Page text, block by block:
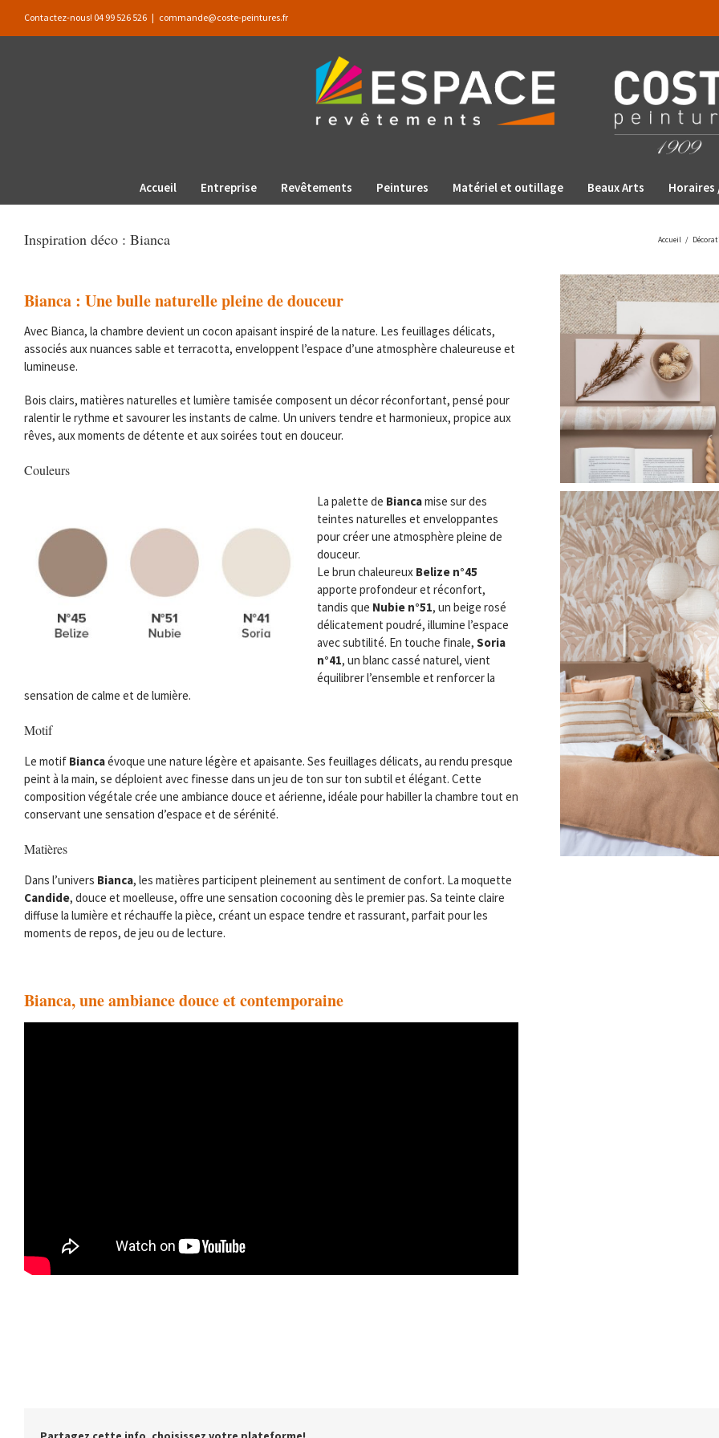
Contactez-nous! 04 99 526 526 | commande@coste-peintures.fr
Accueil Entreprise Revêtements Peintures Matériel et outillage Beaux Arts Horaires
Inspiration déco : Bianca Accueil /
Bianca : Une bulle naturelle pleine de douceur
Avec Bianca, la chambre devient un cocon apaisant inspiré de la nature. Les feuillages délicats,
associés aux nuances sable et terracotta, enveloppent l’espace d’une atmosphère chaleureuse et
lumineuse.
Bois clairs, matières naturelles et lumière tamisée composent un décor réconfortant, pensé pour
ralentir le rythme et savourer les instants de calme. Un univers tendre et harmonieux, propice aux
rêves, aux moments de détente et aux soirées tout en douceur.
Couleurs
La palette de Biancamise sur des
teintes naturelles et enveloppantes
pour créer une atmosphère pleine de
douceur.
Le brun chaleureux Belize n°45
apporte profondeur et réconfort,
tandis que Nubie n°51, un beige rosé
délicatement poudré, illumine l’espace
avec subtilité. En touche finale, Soria
n°41, un blanc cassé naturel, vient
équilibrer l’ensemble et renforcer la
sensation de calme et de lumière.
Motif
Le motif Biancaévoque une nature légère et apaisante. Ses feuillages délicats, au rendu presque
peint à la main, se déploient avec finesse dans un jeu de ton sur ton subtil et élégant. Cette
composition végétale crée une ambiance douce et aérienne, idéale pour habiller la chambre tout en
conservant une sensation d’espace et de sérénité.
Matières
Dans l’univers Bianca, les matières participent pleinement au sentiment de confort. La moquette
Candide, douce et moelleuse, offre une sensation cocooning dès le premier pas. Sa teinte claire
diffuse la lumière et réchauffe la pièce, créant un espace tendre et rassurant, parfait pour les
moments de repos, de jeu ou de lecture.
Bianca, une ambiance douce et contemporaine